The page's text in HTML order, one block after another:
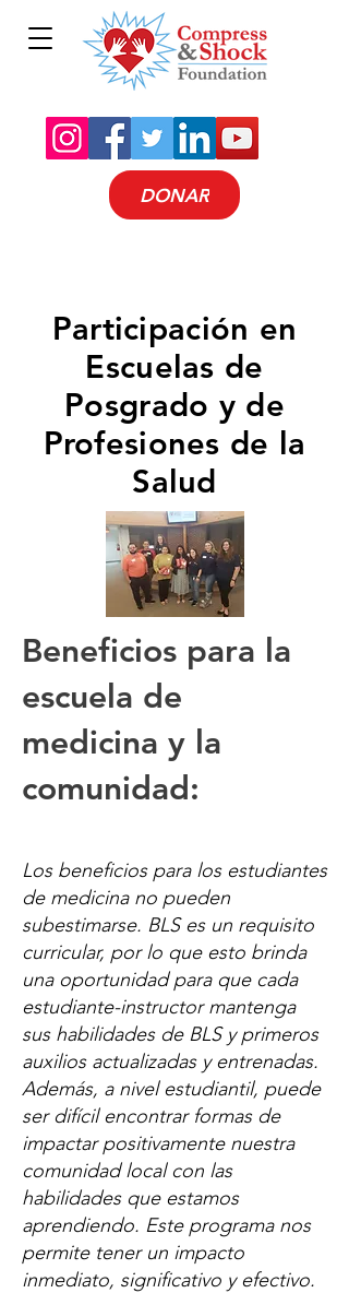
DONAR
Participación en
Escuelas de
Posgrado y de
Profesiones de la
Salud
Beneficios para la
escuela de
medicina y la
comunidad:
Los beneficios para los estudiantes
de medicina no pueden
subestimarse. BLS es un requisito
curricular, por lo que esto brinda
una oportunidad para que cada
estudiante-instructor mantenga
sus habilidades de BLS y primeros
auxilios actualizadas y entrenadas.
Además, a nivel estudiantil, puede
ser difícil encontrar formas de
impactar positivamente nuestra
comunidad local con las
habilidades que estamos
aprendiendo. Este programa nos
permite tener un impacto
inmediato, significativo y efectivo.